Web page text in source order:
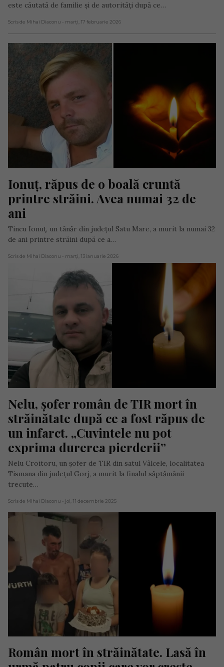
este căutată de familie și de autorități după ce…
Scris de Mihai Diaconu - marți, 17 februarie 2026
Ionuț, răpus de o boală cruntă
printre străini. Avea numai 32 de
ani
Tincu Ionuț, un tânăr din județul Satu Mare, a murit la numai 32
de ani printre străini după ce a…
Scris de Mihai Diaconu - marți, 13 ianuarie 2026
Nelu, șofer român de TIR mort în
străinătate după ce a fost răpus de
un infarct. „Cuvintele nu pot
exprima durerea pierderii”
Nelu Croitoru, un șofer de TIR din satul Vâlcele, localitatea
Tismana din județul Gorj, a murit la finalul săptămânii
trecute…
Scris de Mihai Diaconu - joi, 11 decembrie 2025
Român mort în străinătate. Lasă în